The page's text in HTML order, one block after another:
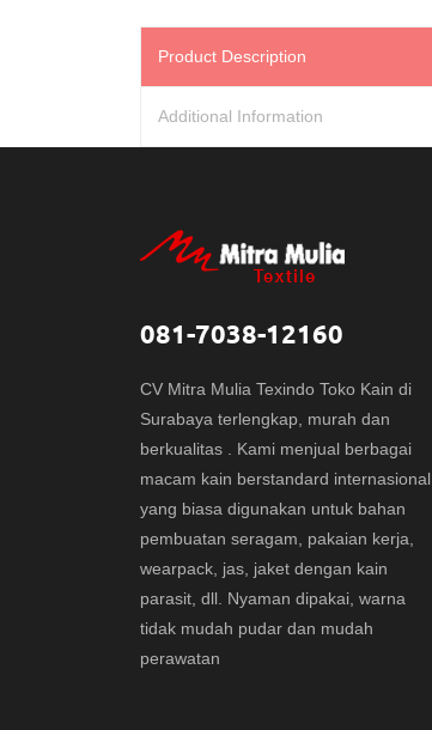
Product Description
Additional Information
081-7038-12160
CV Mitra Mulia Texindo Toko Kain di
Surabaya terlengkap, murah dan
berkualitas . Kami menjual berbagai
macam kain berstandard internasional
yang biasa digunakan untuk bahan
pembuatan seragam, pakaian kerja,
wearpack, jas, jaket dengan kain
parasit, dll. Nyaman dipakai, warna
tidak mudah pudar dan mudah
perawatan